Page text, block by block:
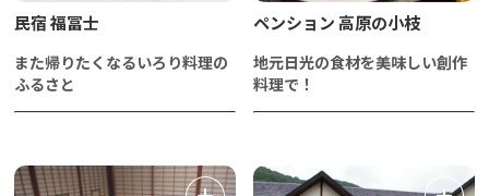
民宿 福冨士
また帰りたくなるいろり料理の
ふるさと
ペンション 高原の小枝
地元日光の食材を美味しい創作
料理で！